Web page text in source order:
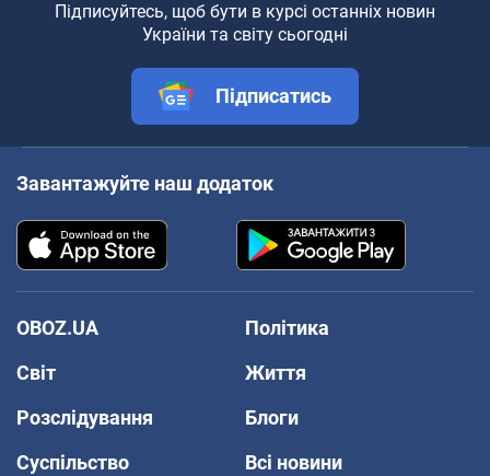
Підписуйтесь, щоб бути в курсі останніх новин
України та світу сьогодні
Підписатись
Завантажуйте наш додаток
OBOZ.UA
Політика
Світ
Життя
Розслідування
Блоги
Суспільство
Всі новини